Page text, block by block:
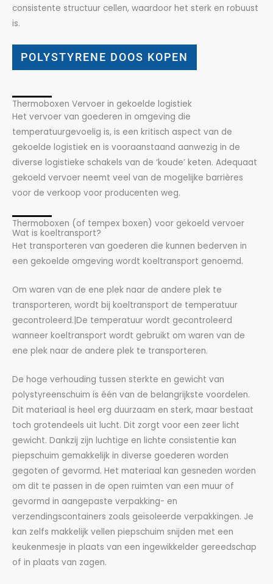
consistente structuur cellen, waardoor het sterk en robuust
is.
POLYSTYRENE DOOS KOPEN
Thermoboxen Vervoer in gekoelde logistiek
Het vervoer van goederen in omgeving die
temperatuurgevoelig is, is een kritisch aspect van de
gekoelde logistiek en is vooraanstaand aanwezig in de
diverse logistieke schakels van de ‘koude’ keten. Adequaat
gekoeld vervoer neemt veel van de mogelijke barrières
voor de verkoop voor producenten weg.
Thermoboxen (of tempex boxen) voor gekoeld vervoer
Wat is koeltransport?
Het transporteren van goederen die kunnen bederven in
een gekoelde omgeving wordt koeltransport genoemd.
Om waren van de ene plek naar de andere plek te
transporteren, wordt bij koeltransport de temperatuur
gecontroleerd.|De temperatuur wordt gecontroleerd
wanneer koeltransport wordt gebruikt om waren van de
ene plek naar de andere plek te transporteren.
De hoge verhouding tussen sterkte en gewicht van
polystyreenschuim is één van de belangrijkste voordelen.
Dit materiaal is heel erg duurzaam en sterk, maar bestaat
toch grotendeels uit lucht. Dit zorgt voor een zeer licht
gewicht. Dankzij zijn luchtige en lichte consistentie kan
piepschuim gemakkelijk in diverse goederen worden
gegoten of gevormd. Het materiaal kan gesneden worden
om dit te passen in de open ruimten van een muur of
gevormd in aangepaste verpakking- en
verzendingscontainers zoals geïsoleerde verpakkingen. Je
kan zelfs makkelijk vellen piepschuim snijden met een
keukenmesje in plaats van een ingewikkelder gereedschap
of in plaats van zagen.